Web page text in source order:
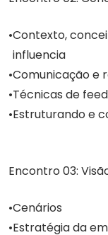
Contexto,
influencia
Comunicação e
Técnicas de
Estruturando e
Encontro 03:
Cenários
Estratégia da